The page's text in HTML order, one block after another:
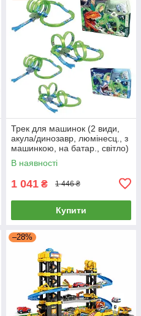
Трек для машинок (2 види,
акула/динозавр, люмінесц., з
машинкою, на батар., світло)
6688-620/623
В наявності
1 041 ₴ 1 446 ₴
Купити
–28%